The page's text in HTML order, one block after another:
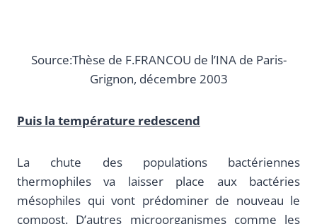
Source:Thèse de F.FRANCOU de l’INA de Paris-
Grignon, décembre 2003
Puis la température redescend
La chute des populations bactériennes
thermophiles va laisser place aux bactéries
mésophiles qui vont prédominer de nouveau le
compost. D’autres microorganismes comme les